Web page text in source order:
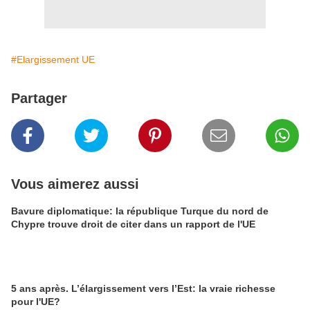
#Elargissement UE
Partager
Vous aimerez aussi
Bavure diplomatique: la république Turque du nord de
Chypre trouve droit de citer dans un rapport de l'UE
5 ans après. L’élargissement vers l’Est: la vraie richesse
pour l'UE?